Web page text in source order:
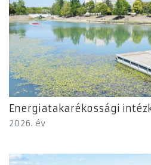
Energiatakarékossági
2026. év